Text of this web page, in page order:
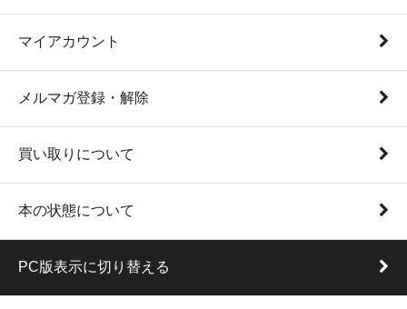
マイアカウント
メルマガ登録・解除
買い取りについて
本の状態について
PC版表示に切り替える